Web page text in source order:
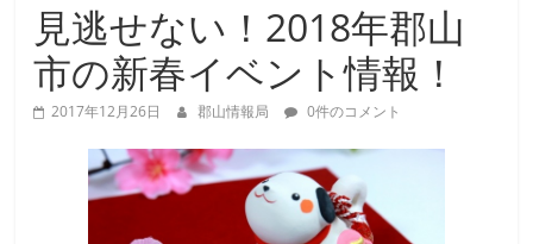
見逃せない！2018年郡山
市の新春イベント情報！
2017年12月26日 郡山情報局 0件のコメント